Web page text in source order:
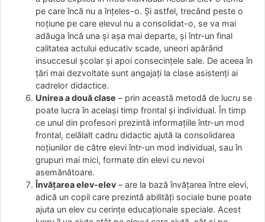
pe care încă nu a înțeles-o. Și astfel, trecând peste o
noțiune pe care elevul nu a consolidat-o, se va mai
adăuga încă una și așa mai departe, și într-un final
calitatea actului educativ scade, uneori apărând
insuccesul școlar și apoi consecințele sale. De aceea în
țări mai dezvoltate sunt angajați la clase asistenți ai
cadrelor didactice.
Unirea a două clase – prin această metodă de lucru se
poate lucra în același timp frontal și individual. În timp
ce unul din profesori prezintă informațiile într-un mod
frontal, celălalt cadru didactic ajută la consolidarea
noțiunilor de către elevi într-un mod individual, sau în
grupuri mai mici, formate din elevi cu nevoi
asemănătoare.
Învățarea elev-elev – are la bază învățarea între elevi,
adică un copil care prezintă abilități sociale bune poate
ajuta un elev cu cerințe educaționale speciale. Acest